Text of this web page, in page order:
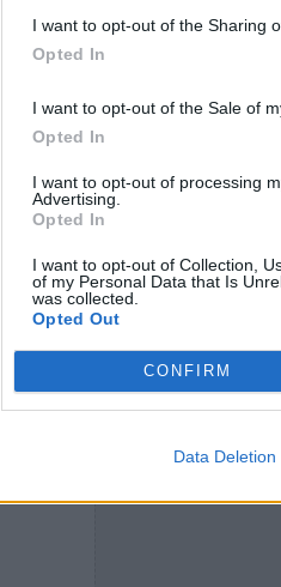
I want to opt-out of the Sharing
Opted In
I want to opt-out of the Sale of
Opted In
I want to opt-out of processing
Advertising.
Opted In
I want to opt-out of Collection,
of my Personal Data that Is
was collected.
Opted Out
CONFIRM
Data Deletion